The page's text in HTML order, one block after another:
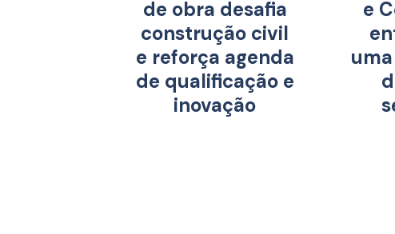
de obra desafia
construção civil
e reforça agenda
de qualificação e
inovação
e